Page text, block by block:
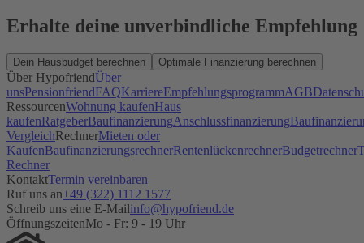
Erhalte deine unverbindliche Empfehlung
Dein Hausbudget berechnen Optimale Finanzierung berechnen
Über HypofriendÜber
unsPensionfriendFAQKarriereEmpfehlungsprogrammAGB
RessourcenWohnung kaufenHaus
kaufenRatgeberBaufinanzierungAnschlussfinanzierung
VergleichRechnerMieten oder
KaufenBaufinanzierungsrechnerRentenlückenrechnerBudgetrechner
Rechner
KontaktTermin vereinbaren
Ruf uns an+49 (322) 1112 1577
Schreib uns eine E-Mailinfo@hypofriend.de
ÖffnungszeitenMo - Fr: 9 - 19 Uhr